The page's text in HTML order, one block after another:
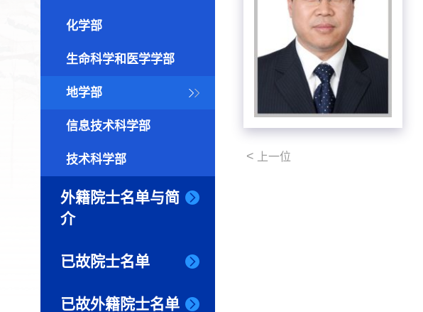
化学部
生命科学和医学学部
地学部
信息技术科学部
技术科学部
外籍院士名单与简
介
已故院士名单
已故外籍院士名单
< 上一位